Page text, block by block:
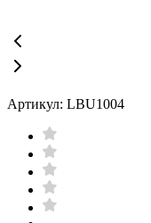
Артикул: LBU1004